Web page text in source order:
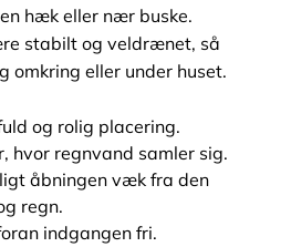
hæk eller nær buske.
stabilt og veldrænet, så
omkring eller under huset.
og rolig placering.
hvor regnvand samler sig.
åbningen væk fra den
regn.
indgangen fri.